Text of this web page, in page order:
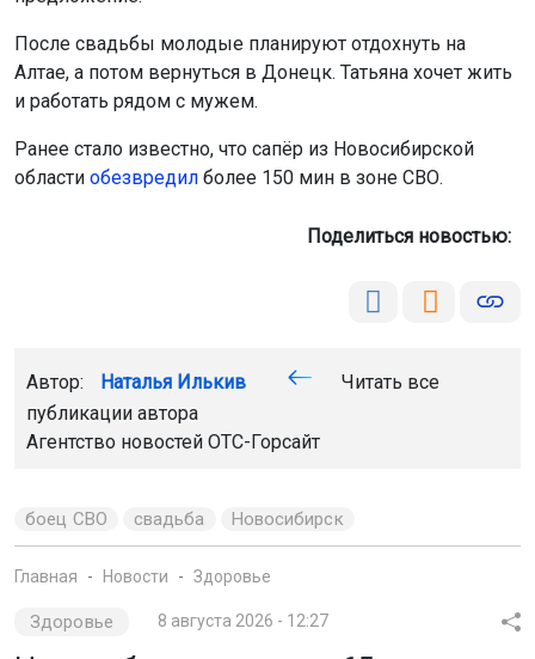
После свадьбы молодые планируют отдохнуть на
Алтае, а потом вернуться в Донецк. Татьяна хочет жить
и работать рядом с мужем.
Ранее стало известно, что сапёр из Новосибирской
области обезвредил более 150 мин в зоне СВО.
Поделиться новостью:
Автор: Наталья Илькив
Читать все
публикации автора
Агентство новостей ОТС-Горсайт
боец СВО свадьба Новосибирск
Главная Новости Здоровье
Здоровье 8 августа 2026 - 12:27